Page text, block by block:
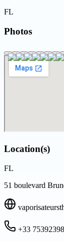
FL
Photos
Location(s)
FL
51 boulevard
+33